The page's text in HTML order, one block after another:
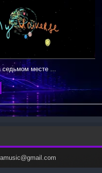
седьмом месте ...